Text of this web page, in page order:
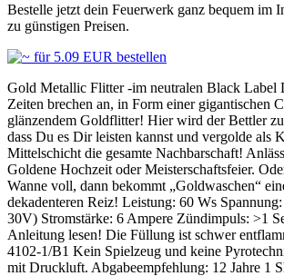
Bestelle jetzt dein Feuerwerk ganz bequem im
zu günstigen Preisen.
Gold Metallic Flitter -im neutralen Black Label
Zeiten brechen an, in Form einer gigantischen
glänzendem Goldflitter! Hier wird der Bettler
dass Du es Dir leisten kannst und vergolde als
Mittelschicht die gesamte Nachbarschaft!
Goldene Hochzeit oder Meisterschaftsfeier.
Wanne voll, dann bekommt „Goldwaschen“
dekadenteren Reiz! Leistung: 60 Ws
30V) Stromstärke: 6 Ampere Zündimpuls: >1
Anleitung lesen! Die Füllung ist schwer
4102-1/B1 Kein Spielzeug und keine
mit Druckluft. Abgabeempfehlung: 12 Jahre 1